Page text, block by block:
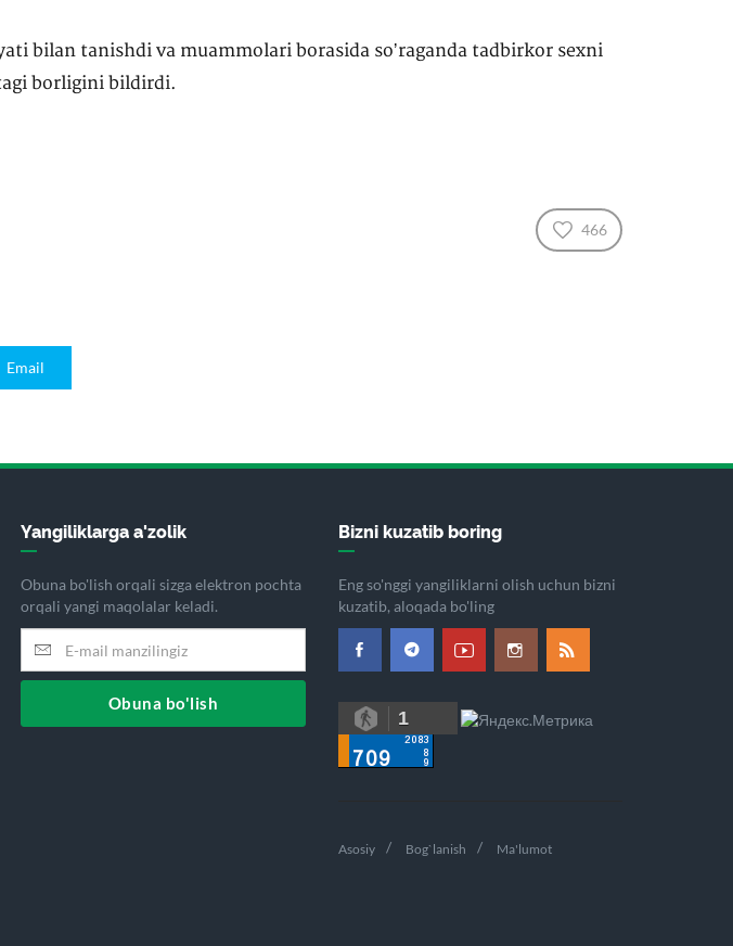
bilan tanishdi va muammolari borasida soʼraganda tadbirkor sexni
borligini bildirdi.
466
Email
Yangiliklarga a'zolik
Obuna bo'lish orqali sizga elektron pochta
orqali yangi maqolalar keladi.
Obuna bo'lish
Bizni kuzatib boring
Eng so'nggi yangiliklarni olish uchun bizni
kuzatib, aloqada bo'ling
1
Asosiy Bog`lanish Ma'lumot